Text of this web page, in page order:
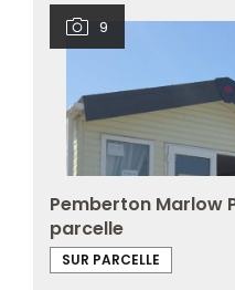
9
Pemberton Marlow
parcelle
SUR PARCELLE